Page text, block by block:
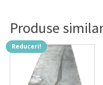
mm,
4
bucăți,
Produse
Reduceri!